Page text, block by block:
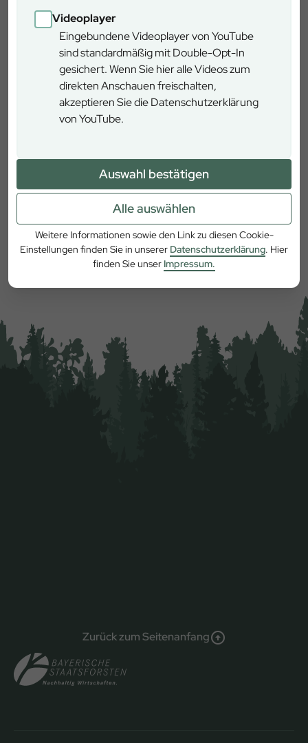
Videoplayer
Eingebundene Videoplayer von YouTube
sind standardmäßig mit Double-Opt-In
gesichert. Wenn Sie hier alle Videos zum
direkten Anschauen freischalten,
akzeptieren Sie die Datenschutzerklärung
von YouTube.
Auswahl bestätigen
Alle auswählen
Weitere Informationen sowie den Link zu diesen Cookie-
Einstellungen finden Sie in unserer Datenschutzerklärung. Hier
finden Sie unser Impressum.
Anreise ÖPNV
Arnstein
Kirchberg 33, 97450 Arnstein
Mehr erfahren
Zurück zum Seitenanfang